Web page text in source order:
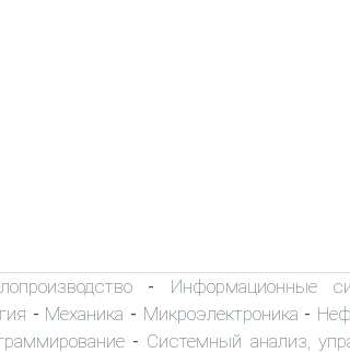
- Информационные
- Механика - Микроэлектроника -
- Системный анализ,